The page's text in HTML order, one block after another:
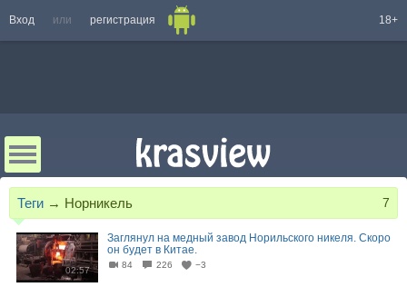
Вход или регистрация 18+
Теги → Норникель 7
02:57
Заглянул на медный завод Норильского никеля. Скоро
он будет в Китае.
84 226 −3